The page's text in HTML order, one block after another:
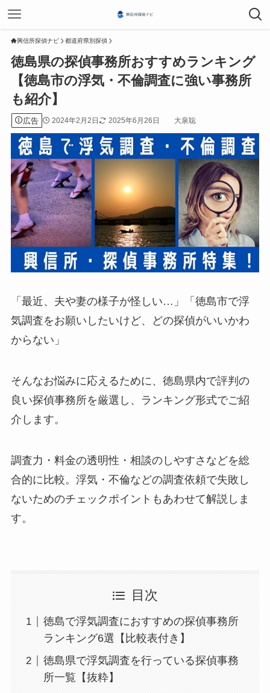
興信所探偵ナビ 都道府県別探偵
徳島県の探偵事務所おすすめランキング
【徳島市の浮気・不倫調査に強い事務所
も紹介】
広告 2024年2月2日 2025年6月26日 大泉聡
「最近、夫や妻の様子が怪しい…」「徳島市で浮
気調査をお願いしたいけど、どの探偵がいいかわ
からない」
そんなお悩みに応えるために、徳島県内で評判の
良い探偵事務所を厳選し、ランキング形式でご紹
介します。
調査力・料金の透明性・相談のしやすさなどを総
合的に比較。浮気・不倫などの調査依頼で失敗し
ないためのチェックポイントもあわせて解説しま
す。
目次
徳島で浮気調査におすすめの探偵事務所
ランキング6選【比較表付き】
徳島県で浮気調査を行っている探偵事務
所一覧【抜粋】